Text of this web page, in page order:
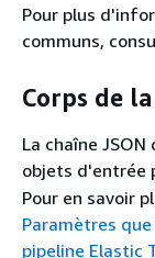
Pour plus
communs,
Corps de
La chaîne
objets d'entrée
Pour en savoir
Paramètres
pipeline Elastic